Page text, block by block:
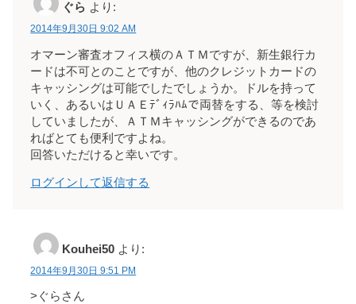
ぐら より:
2014年9月30日 9:02 AM
オマーン審査オフィス横のＡＴＭですが、新生銀行カ
ードは不可とのことですが、他のクレジットカードの
キャッシングは可能でしたでしょうか。ドルを持って
いく、あるいはＵＡＥﾃﾞｨﾗﾊﾑで両替をする、等を検討
していましたが、ＡＴＭキャッシングができるのであ
ればとても便利ですよね。
回答いただけると幸いです。
ログインして返信する
Kouhei50 より:
2014年9月30日 9:51 PM
>ぐらさん